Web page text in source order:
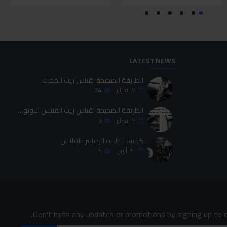
LATEST NEWS
الطريقة الصحيحة لقياس زيت المحرك
٠٧ فبراير 24
الطريقة الصحيحة لقياس زيت الفتيس الاوتوماتيك
٠٧ فبراير 6
كيفية تنظيف الردياتير بالفلاش
٣٠ أبريل 5
Don't miss any updates or promotions by signing up to